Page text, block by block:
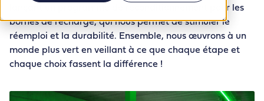
lançant un programme de reconditionnement pour les
bornes de recharge, qui nous permet de stimuler le
réemploi et la durabilité. Ensemble, nous œuvrons à un
monde plus vert en veillant à ce que chaque étape et
chaque choix fassent la différence !